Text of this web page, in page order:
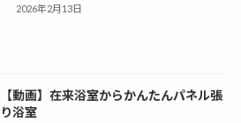
2026年2月13日
【動画】在来浴室からかんたんパネル張
り浴室